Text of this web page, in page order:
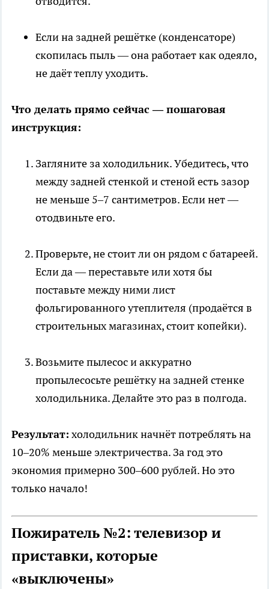
Если на задней решётке (конденсаторе)
скопилась пыль — она работает как одеяло,
не даёт теплу уходить.
Что делать прямо сейчас — пошаговая
инструкция:
Загляните за холодильник. Убедитесь, что
между задней стенкой и стеной есть зазор
не меньше 5–7 сантиметров. Если нет —
отодвиньте его.
Проверьте, не стоит ли он рядом с батареей.
Если да — переставьте или хотя бы
поставьте между ними лист
фольгированного утеплителя (продаётся в
строительных магазинах, стоит копейки).
Возьмите пылесос и аккуратно
пропылесосьте решётку на задней стенке
холодильника. Делайте это раз в полгода.
Результат: холодильник начнёт потреблять на
10–20% меньше электричества. За год это
экономия примерно 300–600 рублей. Но это
только начало!
Пожиратель №2: телевизор и
приставки, которые
«выключены»